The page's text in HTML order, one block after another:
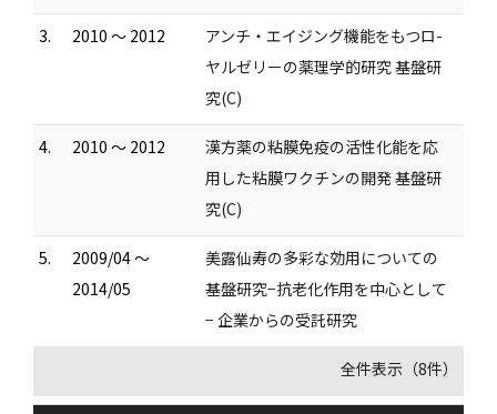
3. 2010 ～ 2012
アンチ・エイジング機能をもつロ-
ヤルゼリーの薬理学的研究 基盤研
究(C)
4. 2010 ～ 2012
漢方薬の粘膜免疫の活性化能を応
用した粘膜ワクチンの開発 基盤研
究(C)
5.
2009/04 ～
2014/05
美露仙寿の多彩な効用についての
基盤研究−抗老化作用を中心として
− 企業からの受託研究
全件表示（8件）